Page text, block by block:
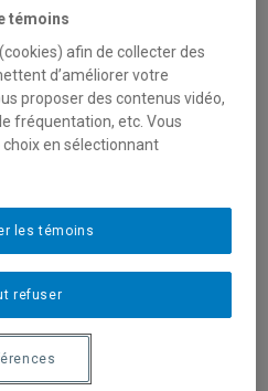
Galerand et Shirley Roy,
au Département, ont
Questions
Christine Delphy.
sur la plateforme
nouvelles-questions-
témoins
afin de collecter des
d’améliorer votre
proposer des contenus vidéo,
fréquentation, etc. Vous
en sélectionnant
refuser
les témoins